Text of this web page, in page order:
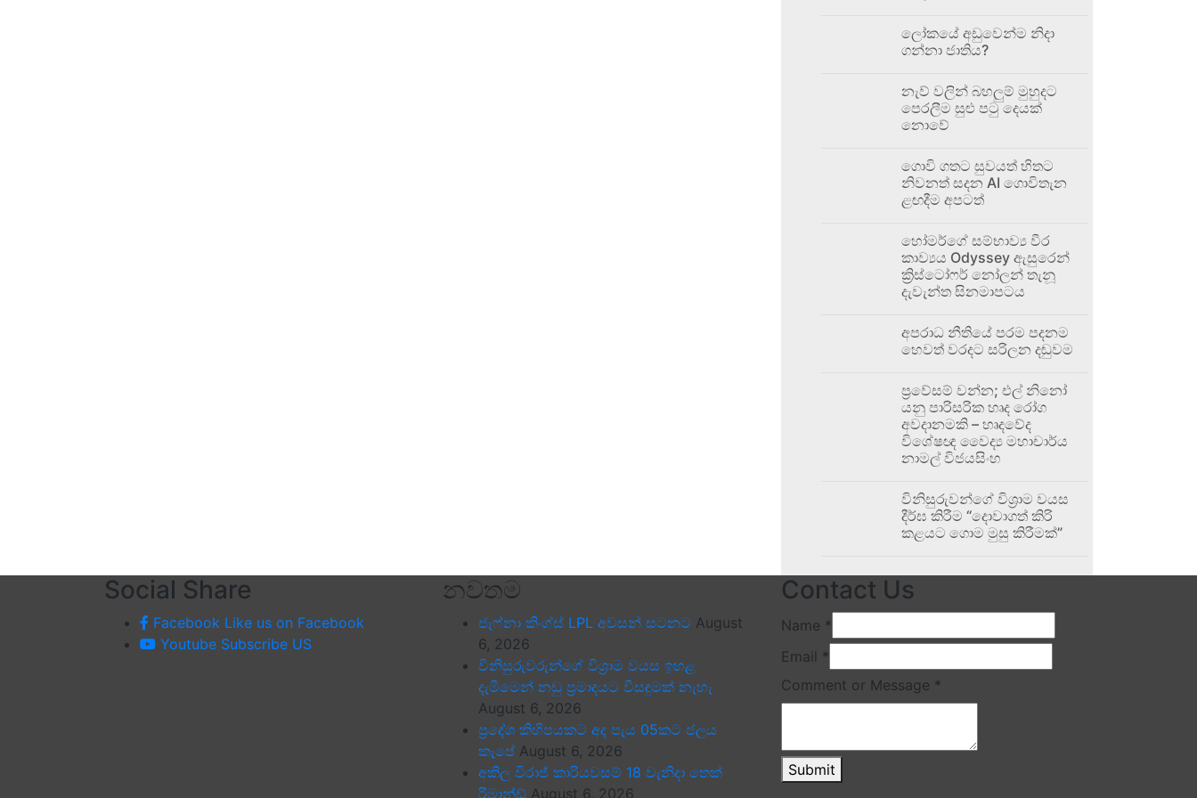
ලෝකයේ අඩුවෙන්ම නිදා
ගන්නා ජාතිය?
නැව් වලින් බහලුම් මුහුදට
පෙරලීම සුළු පටු දෙයක්
නොවේ
ගොවි ගතට සුවයත් හිතට
නිවනත් සදන AI ගොවිතැන
ළඟදීම අපටත්
හෝමර්ගේ සම්භාව්‍ය වීර
කාව්‍යය Odyssey ඇසුරෙන්
ක්‍රිස්ටෝෆර් නෝලන් තැනූ
දැවැන්ත සිනමාපටය
අපරාධ නීතියේ පරම පදනම
හෙවත් වරදට සරිලන දඬුවම
ප්‍රවේසම් වන්න; එල් නිනෝ
යනු පාරිසරික හෘද රෝග
අවදානමකි – හෘදවේද
විශේෂඥ වෛද්‍ය මහාචාර්ය
නාමල් විජයසිංහ
විනිසුරුවන්ගේ විශ්‍රාම වයස
දීර්ඝ කිරීම “දොවාගත් කිරි
කළයට ගොම මුසු කිරීමක්”
Social Share
Facebook Like us on Facebook
Youtube Subscribe US
නවතම
ජැෆ්නා කිංග්ස් LPL අවසන් සටනට August
6, 2026
විනිසුරුවරුන්ගේ විශ්‍රාම වයස ඉහළ
දැමීමෙන් නඩු ප්‍රමාදයට විසඳුමක් නැහැ
August 6, 2026
ප්‍රදේශ කිහිපයකට අද පැය 05කට ජලය
කැපේ August 6, 2026
අකිල විරාජ් කාරියවසම් 18 වැනිදා තෙක්
රිමාන්ඩ් August 6, 2026
Contact Us
Name *
Email *
Comment or Message *
Submit